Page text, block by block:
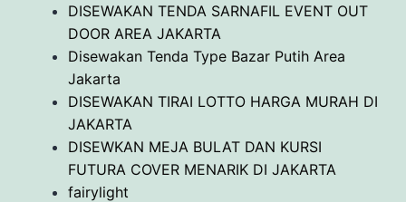
DISEWAKAN TENDA SARNAFIL EVENT OUT
DOOR AREA JAKARTA
Disewakan Tenda Type Bazar Putih Area
Jakarta
DISEWAKAN TIRAI LOTTO HARGA MURAH DI
JAKARTA
DISEWKAN MEJA BULAT DAN KURSI
FUTURA COVER MENARIK DI JAKARTA
fairylight